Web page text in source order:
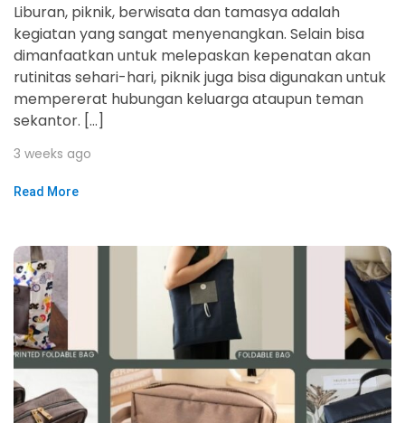
Liburan, piknik, berwisata dan tamasya adalah
kegiatan yang sangat menyenangkan. Selain bisa
dimanfaatkan untuk melepaskan kepenatan akan
rutinitas sehari-hari, piknik juga bisa digunakan untuk
mempererat hubungan keluarga ataupun teman
sekantor. […]
3 weeks ago
Read More